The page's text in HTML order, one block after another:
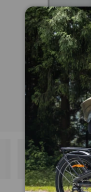
1 i galleriet
billede 2 i
Indlæs